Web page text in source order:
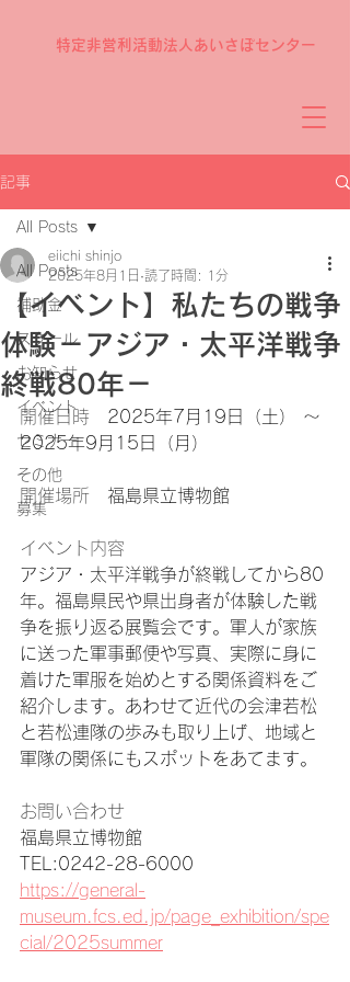
特定非営利活動法人あいさぽセンター
記事
All Posts
補助金
スクール
お知らせ
イベント
セミナー
その他
募集
All Posts
【イベント】私たちの戦争
体験－アジア・太平洋戦争
終戦80年－
eiichi shinjo
2025年8月1日 読了時間: 1分
開催日時 2025年7月19日（土） ～
2025年9月15日（月）
開催場所 福島県立博物館
イベント内容
アジア・太平洋戦争が終戦してから80
年。福島県民や県出身者が体験した戦
争を振り返る展覧会です。軍人が家族
に送った軍事郵便や写真、実際に身に
着けた軍服を始めとする関係資料をご
紹介します。あわせて近代の会津若松
と若松連隊の歩みも取り上げ、地域と
軍隊の関係にもスポットをあてます。
お問い合わせ
福島県立博物館
TEL:0242-28-6000
https://general-
museum.fcs.ed.jp/page_exhibition/spe
cial/2025summer